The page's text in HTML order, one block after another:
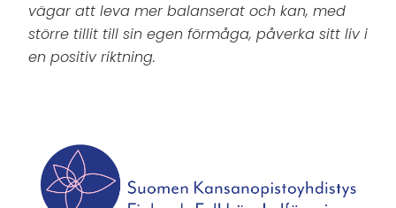
vägar att leva mer balanserat och kan, med
större tillit till sin egen förmåga, påverka sitt liv i
en positiv riktning.